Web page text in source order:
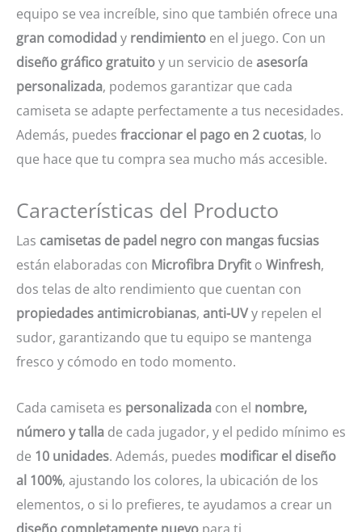
equipo se vea increíble, sino que también ofrece una
gran comodidad y rendimiento en el juego. Con un
diseño gráfico gratuitoy un servicio de asesoría
personalizada, podemos garantizar que cada
camiseta se adapte perfectamente a tus necesidades.
Además, puedes fraccionar el pago en 2 cuotas, lo
que hace que tu compra sea mucho más accesible.
Características del Producto
Las camisetas de padel negro con mangas fucsias
están elaboradas con Microfibra Dryfit o Winfresh,
dos telas de alto rendimiento que cuentan con
propiedades antimicrobianas, anti-UVy repelen el
sudor, garantizando que tu equipo se mantenga
fresco y cómodo en todo momento.
Cada camiseta es personalizada con el nombre,
número y talla de cada jugador, y el pedido mínimo es
de 10 unidades. Además, puedes modificar el diseño
al 100%, ajustando los colores, la ubicación de los
elementos, o si lo prefieres, te ayudamos a crear un
diseño completamente nuevo para ti.